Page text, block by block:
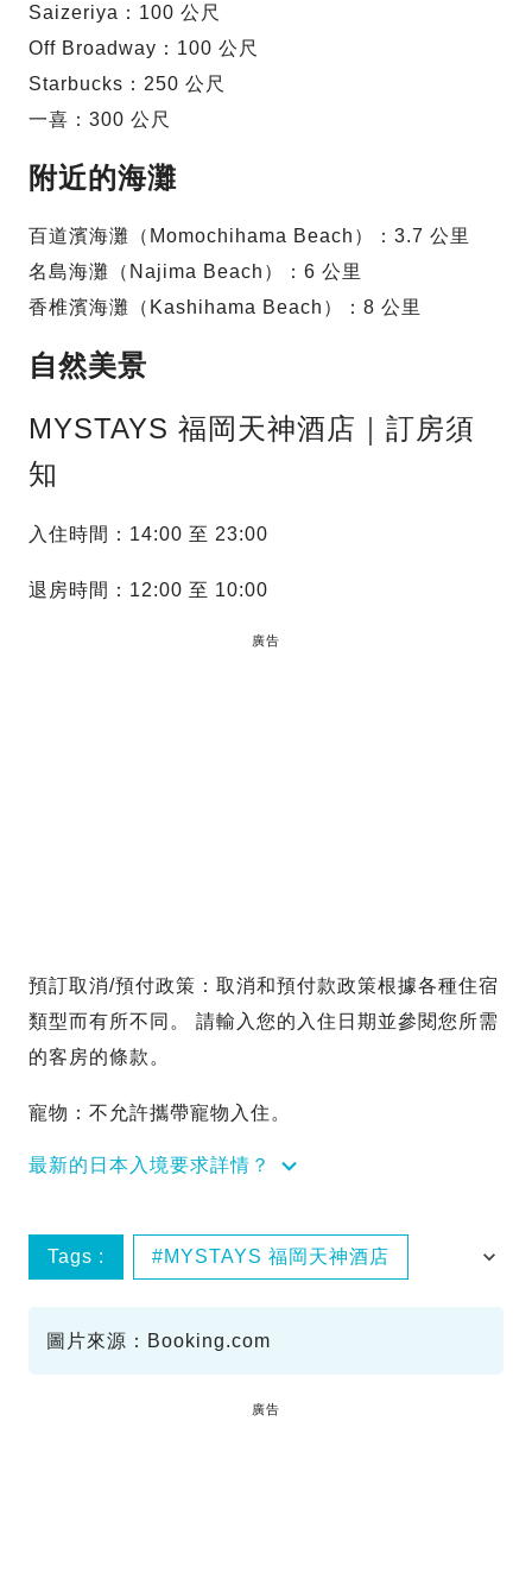
Saizeriya：100 公尺
Off Broadway：100 公尺
Starbucks：250 公尺
一喜：300 公尺
附近的海灘
百道濱海灘（Momochihama Beach）：3.7 公里
名島海灘（Najima Beach）：6 公里
香椎濱海灘（Kashihama Beach）：8 公里
自然美景
MYSTAYS 福岡天神酒店｜訂房須
知
入住時間：14:00 至 23:00
退房時間：12:00 至 10:00
廣告
預訂取消/預付政策：取消和預付款政策根據各種住宿
類型而有所不同。 請輸入您的入住日期並參閱您所需
的客房的條款。
寵物：不允許攜帶寵物入住。
最新的日本入境要求詳情？
Tags : MYSTAYS 福岡天神酒店
圖片來源：Booking.com
廣告